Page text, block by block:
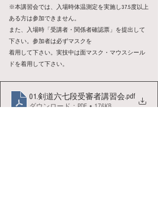
※本講習会では、入場時体温測定を実施し37.5度以上
ある方は参加できません。
また、入場時「受講者・関係者確認票」を提出して
下さい。参加者は必ずマスクを
着用して下さい。実技中は面マスク・マウスシール
ドを着用して下さい。
01.剣道六七段受審者講習会.pdf
ダウンロード：PDF • 176KB